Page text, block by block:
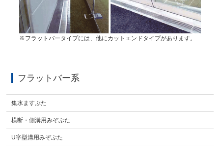
※フラットバータイプには、他にカットエンドタイプがあります。
フラットバー系
集水ますぶた
横断・側溝用みぞぶた
U字型溝用みぞぶた